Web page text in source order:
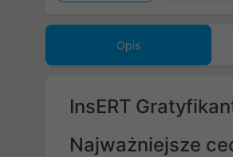
Opis
InsERT
Najważniejsze